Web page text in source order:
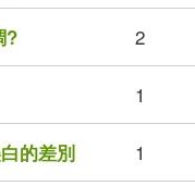
? 2
1
的差別 1